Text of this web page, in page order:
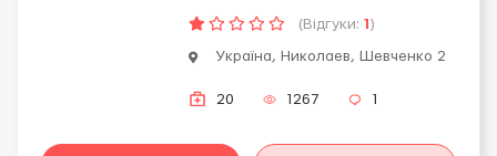
(Відгуки: 1 )
Україна, Николаев, Шевченко 2
20 1267 1